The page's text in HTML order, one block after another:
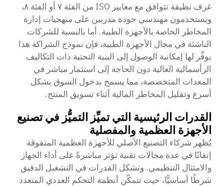
غرف نظيفة تتوافق مع معايير ISO من الفئة ٧ أو الفئة ٨،
ويستخدمون مهندسي جودة مدربين على منهجيات إدارة
المخاطر الخاصة بالأجهزة الطبية. أما بالنسبة للشركات
الناشئة في مجال الأجهزة الطبية، فإن نموذج الشراكة هذا
يوفِّر لها إمكانية الوصول إلى البنية التحتية ذات التكاليف
الرأسمالية العالية دون الحاجة إلى استثمار مباشر في
المعدات المتخصصة، مما يسمح بدخول السوق بشكل
أسرع وتقليل المخاطر المالية أثناء تسويق المنتج.
القدرات الرئيسية التي تميِّز التميُّز في تصنيع
الأجهزة العظمية والمفصلية
يُظهر شركاء التصنيع الأصلي للأجهزة العظمية المتفوقة
إتقانًا في عدة مجالات تقنية تؤثر مباشرةً على أداء الجهاز
والامتثال التنظيمي. وتشكل القدرات في التشغيل الدقيق
شرطًا أساسيًّا، حيث تتمكّن أنظمة التحكم العددي المتعدد